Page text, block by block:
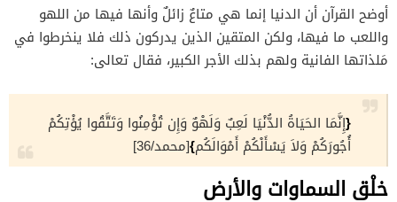
أوضح القرآن أن الدنيا إنما هي متاعٌ زائلٌ وأنها فيها من اللهو
واللعب ما فيها، ولكن المتقين الذين يدركون ذلك فلا ينخرطوا في
مَلذاتها الفانية ولهم بذلك الأجر الكبير، فقال تعالى:
{إِنَّمَا الحَيَاةُ الدُّنْيَا لَعِبٌ وَلَهْوٌ وَإِن تُؤْمِنُوا وَتَتَّقُوا يُؤْتِكُمْ
أُجُورَكُمْ وَلاَ يَسْأَلْكُمْ أَمْوَالَكُم}[محمد/36]
خلْق السماوات والأرض